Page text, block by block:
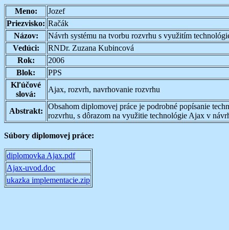
Meno:
Jozef
Priezvisko: Račák
Názov:
Návrh systému na tvorbu rozvrhu s využitím
Vedúci:
RNDr. Zuzana Kubincová
Rok:
2006
Blok:
PPS
Kľúčové
slová:
Ajax, rozvrh, navrhovanie rozvrhu
Abstrakt:
Obsahom diplomovej práce je podrobné popísanie
rozvrhu, s dôrazom na využitie technológie Ajax v
Súbory diplomovej práce:
diplomovka Ajax.pdf
Ajax-uvod.doc
ukazka implementacie.zip